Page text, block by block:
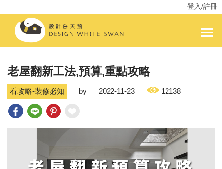
登入/註冊
老屋翻新工法,預算,重點攻略
看攻略-裝修必知 by 2022-11-23 12138